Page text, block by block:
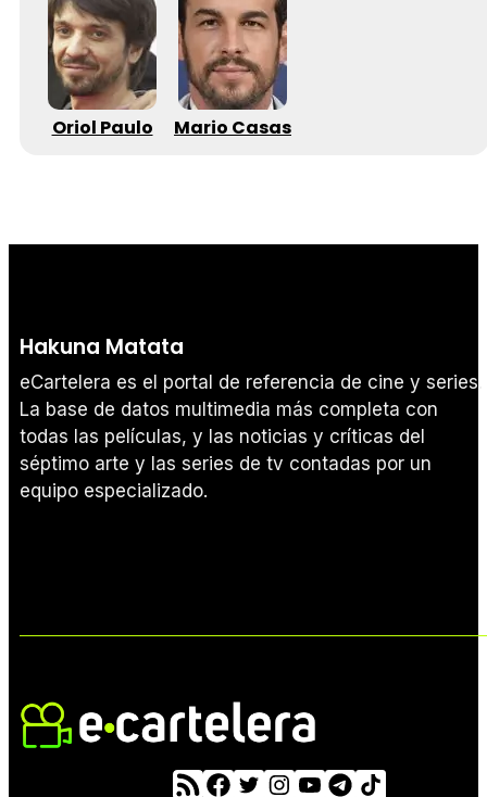
Oriol Paulo Mario Casas
Hakuna Matata
eCartelera es el portal de referencia de cine y series.
La base de datos multimedia más completa con
todas las películas, y las noticias y críticas del
séptimo arte y las series de tv contadas por un
equipo especializado.